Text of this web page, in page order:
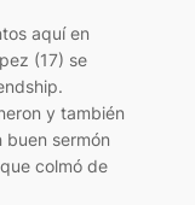
aquí en
(17) se
y también
buen sermón
colmó de